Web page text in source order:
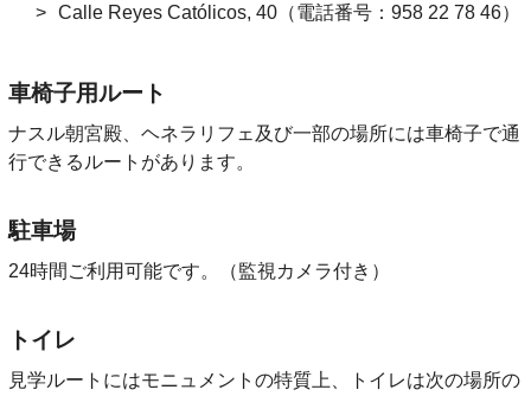
Calle Reyes Católicos, 40（電話番号：958 22 78 46）
車椅子用ルート
ナスル朝宮殿、ヘネラリフェ及び一部の場所には車椅子で通
行できるルートがあります。
駐車場
24時間ご利用可能です。（監視カメラ付き）
トイレ
見学ルートにはモニュメントの特質上、トイレは次の場所の